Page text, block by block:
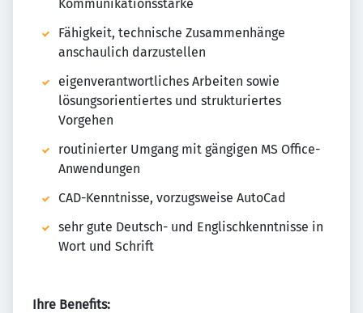
Kommunikationsstärke
Fähigkeit, technische Zusammenhänge
anschaulich darzustellen
eigenverantwortliches Arbeiten sowie
lösungsorientiertes und strukturiertes
Vorgehen
routinierter Umgang mit gängigen MS Office-
Anwendungen
CAD-Kenntnisse, vorzugsweise AutoCad
sehr gute Deutsch- und Englischkenntnisse in
Wort und Schrift
Ihre Benefits: